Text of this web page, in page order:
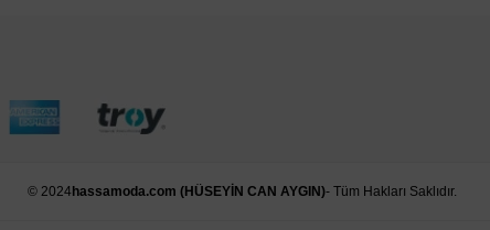
© 2024hassamoda.com (HÜSEYİN CAN AYGIN)- Tüm Hakları Saklıdır.